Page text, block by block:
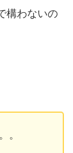
構わないの
。